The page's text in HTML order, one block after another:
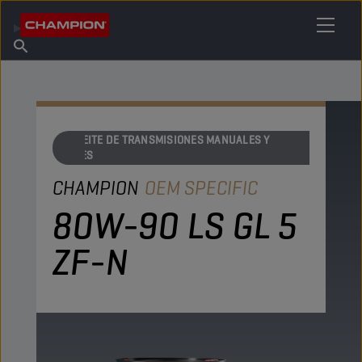
Acerca de champion
Encuentra un punto de venta
ACEITE DE TRANSMISIONES MANUALES Y
EJES
CHAMPION OEM SPECIFIC
80W-90 LS GL 5
ZF-N